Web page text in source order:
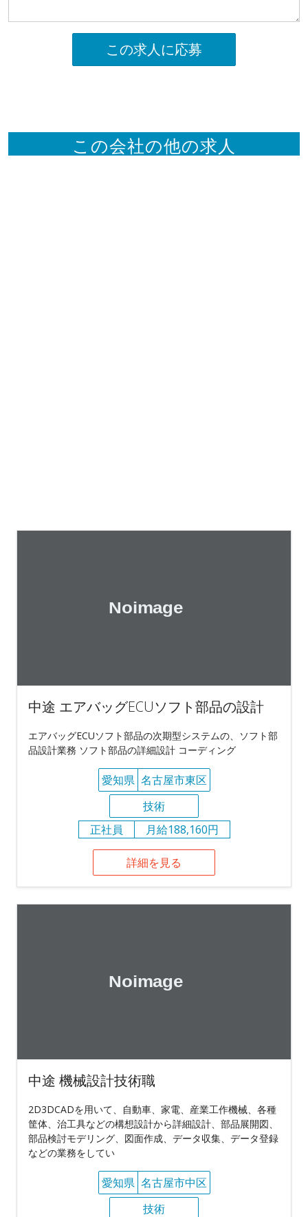
この求人に応募
この会社の他の求人
中途 エアバッグECUソフト部品の設計
エアバッグECUソフト部品の次期型システムの、ソフト部
品設計業務 ソフト部品の詳細設計 コーディング
愛知県 名古屋市東区
技術
正社員
月給188,160円
詳細を見る
中途 機械設計技術職
2D3DCADを用いて、自動車、家電、産業工作機械、各種
筐体、治工具などの構想設計から詳細設計、部品展開図、
部品検討モデリング、図面作成、データ収集、データ登録
などの業務をしてい
愛知県 名古屋市中区
技術